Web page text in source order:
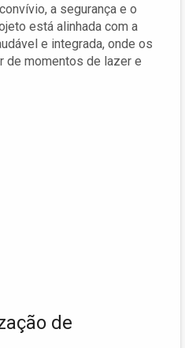
a segurança e o
está alinhada com a
e integrada, onde os
de momentos de lazer e
de